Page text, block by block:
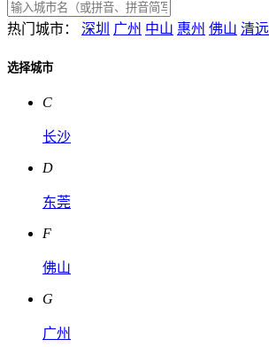
热门城市： 深圳 广州 中山 惠州 佛山 清远
选择城市
C
长沙
D
东莞
F
佛山
G
广州